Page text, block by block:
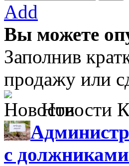
Add
Вы можете
Заполнив
продажу или
Новости
с